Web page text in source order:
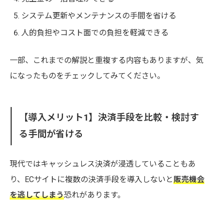
システム更新やメンテナンスの手間を省ける
人的負担やコスト面での負担を軽減できる
一部、これまでの解説と重複する内容もありますが、気
になったものをチェックしてみてください。
【導入メリット1】決済手段を比較・検討す
る手間が省ける
現代ではキャッシュレス決済が浸透していることもあ
り、ECサイトに複数の決済手段を導入しないと販売機会
を逃してしまう恐れがあります。